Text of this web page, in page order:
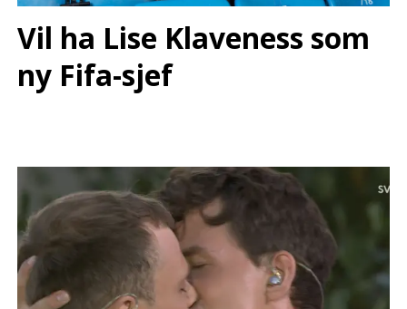
Vil ha Lise Klaveness som
ny Fifa-sjef